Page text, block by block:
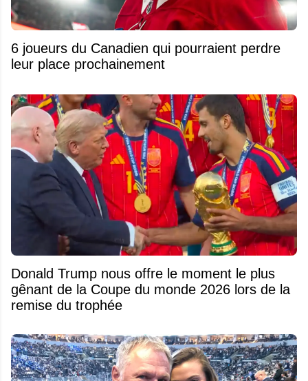
6 joueurs du Canadien qui pourraient perdre
leur place prochainement
Donald Trump nous offre le moment le plus
gênant de la Coupe du monde 2026 lors de la
remise du trophée